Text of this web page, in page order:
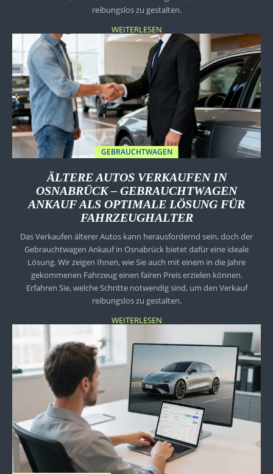
reibungslos zu gestalten.
WEITERLESEN
GEBRAUCHTWAGEN
ÄLTERE AUTOS VERKAUFEN IN
OSNABRÜCK – GEBRAUCHTWAGEN
ANKAUF ALS OPTIMALE LÖSUNG FÜR
FAHRZEUGHALTER
Das Verkaufen älterer Autos kann herausfordernd sein, doch der
Gebrauchtwagen Ankauf in Osnabrück bietet dafür eine ideale
Lösung. Wir zeigen Ihnen, wie Sie auch mit einem in die Jahre
gekommenen Fahrzeug einen fairen Preis erzielen können.
Erfahren Sie, welche Schritte notwendig sind, um den Verkauf
reibungslos zu gestalten.
WEITERLESEN